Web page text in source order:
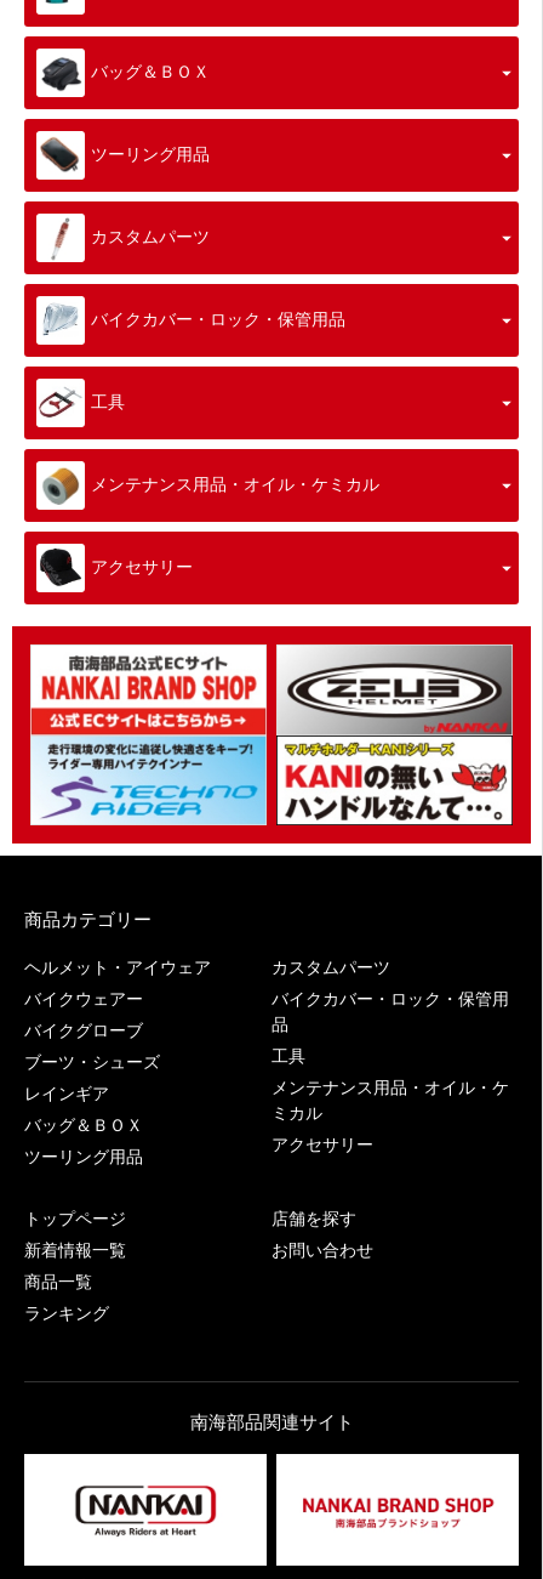
バッグ＆ＢＯＸ
ツーリング用品
カスタムパーツ
バイクカバー・ロック・保管用品
工具
メンテナンス用品・オイル・ケミカル
アクセサリー
商品カテゴリー
ヘルメット・アイウェア
バイクウェアー
バイクグローブ
ブーツ・シューズ
レインギア
バッグ＆ＢＯＸ
ツーリング用品
カスタムパーツ
バイクカバー・ロック・保管用
品
工具
メンテナンス用品・オイル・ケ
ミカル
アクセサリー
トップページ
新着情報一覧
商品一覧
ランキング
店舗を探す
お問い合わせ
南海部品関連サイト